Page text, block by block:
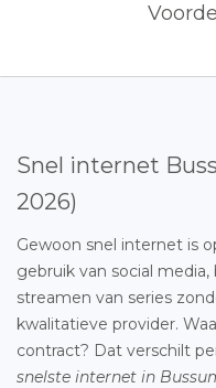
Snel internet
2026)
Gewoon snel internet is
gebruik van social
streamen van series
kwalitatieve provider.
contract? Dat verschilt
snelste internet in